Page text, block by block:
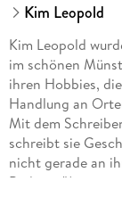
Kim Leopold
Kim Leopold
im schönen
ihren Hobbies,
Handlung an
Mit dem
schreibt sie
nicht gerade an
Podcast "Autor